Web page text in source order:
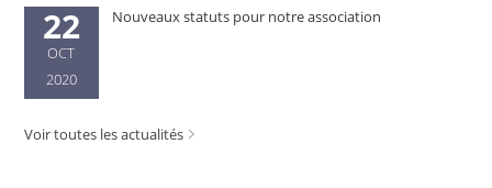
22
OCT
2020
Nouveaux statuts pour notre association
Voir toutes les actualités